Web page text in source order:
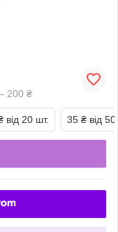
200 ₴
від 20 шт. 35 ₴ від